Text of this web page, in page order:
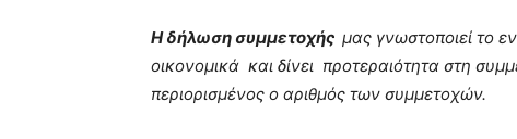
Η δήλωση συμμετοχής μας γνωστοποιεί το
οικονομικά και δίνει προτεραιότητα στη
περιορισμένος ο αριθμός των συμμετοχών.